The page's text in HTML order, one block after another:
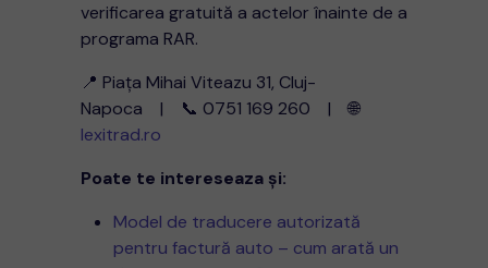
verificarea gratuită a actelor înainte de a
programa RAR.
📍 Piața Mihai Viteazu 31, Cluj-
Napoca | 📞 0751 169 260 | 🌐
lexitrad.ro
Poate te intereseaza și:
Model de traducere autorizată
pentru factură auto – cum arată un